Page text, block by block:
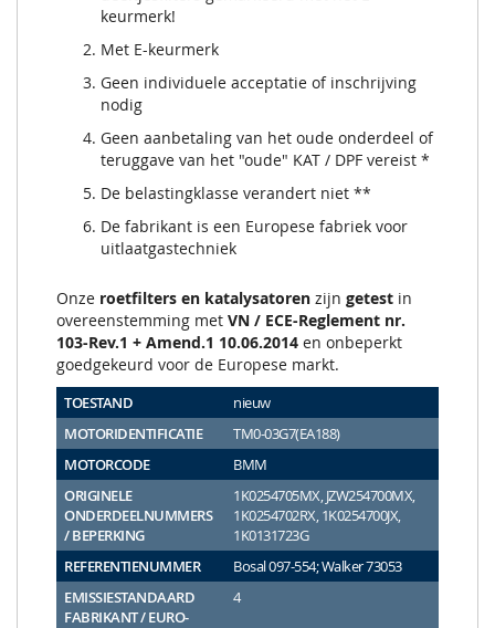
keurmerk!
Met E-keurmerk
Geen individuele acceptatie of inschrijving
nodig
Geen aanbetaling van het oude onderdeel of
teruggave van het "oude" KAT / DPF vereist *
De belastingklasse verandert niet **
De fabrikant is een Europese fabriek voor
uitlaatgastechniek
Onze roetfilters en katalysatoren zijn getest in
overeenstemming met VN / ECE-Reglement nr.
103-Rev.1 + Amend.1 10.06.2014 en onbeperkt
goedgekeurd voor de Europese markt.
TOESTAND
nieuw
MOTORIDENTIFICATIE
TM0-03G7(EA188)
MOTORCODE
BMM
ORIGINELE
ONDERDEELNUMMERS
/ BEPERKING
1K0254705MX, JZW254700MX,
1K0254702RX, 1K0254700JX,
1K0131723G
REFERENTIENUMMER
Bosal 097-554; Walker 73053
EMISSIESTANDAARD
FABRIKANT / EURO-
4